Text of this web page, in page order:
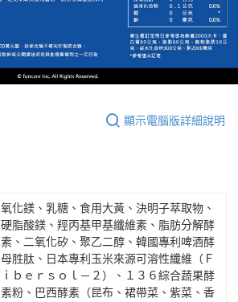
顯示電腦版詳細說明
氧化鎂、乳糖、食用大黃、決明子萃取物、
硬脂酸鎂、羥丙基甲基纖維素、脂肪分解酵
素、二氧化矽、聚乙二醇、韓國專利啤酒酵
母胜肽、日本專利玉米來源可溶性纖維（Ｆ
ｉｂｅｒｓｏｌ－２）、１３６綜合蔬果酵
素粉、巴西酵素（昆布、裙帶菜、紫菜、香